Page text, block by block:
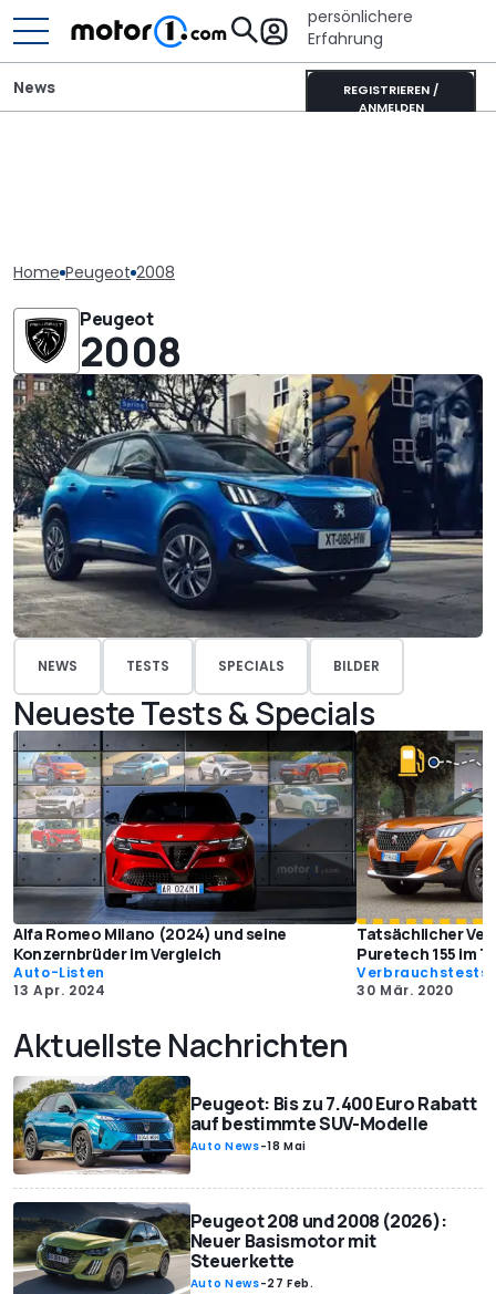
persönlichere
Erfahrung
REGISTRIEREN /
ANMELDEN
News
Home Peugeot 2008
Peugeot
2008
NEWS TESTS SPECIALS BILDER
Neueste Tests & Specials
Alfa Romeo Milano (2024) und seine
Konzernbrüder im Vergleich
Auto-Listen
13 Apr. 2024
Tatsächlicher
Puretech 155 im
Verbrauchstests
30 Mär. 2020
Aktuellste Nachrichten
Peugeot: Bis zu 7.400 Euro Rabatt
auf bestimmte SUV-Modelle
Auto News-18 Mai
Peugeot 208 und 2008 (2026):
Neuer Basismotor mit
Steuerkette
Auto News-27 Feb.